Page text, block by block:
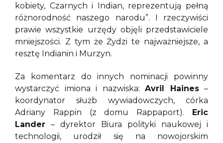
kobiety, Czarnych i Indian, reprezentują pełną
różnorodność naszego narodu”. I rzeczywiści
prawie wszystkie urzędy objęli przedstawiciele
mniejszości. Z tym że Żydzi te najważniejsze, a
resztę Indianin i Murzyn.
Za komentarz do innych nominacji powinny
wystarczyć imiona i nazwiska: Avril Haines–
koordynator służb wywiadowczych, córka
Adriany Rappin (z domu Rappaport). Eric
Lander – dyrektor Biura polityki naukowej i
technologii, urodził się na nowojorskim